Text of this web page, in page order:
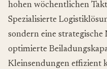
hohen wöchentlichen
Spezialisierte
sondern eine
optimierte
Kleinsendungen effizient